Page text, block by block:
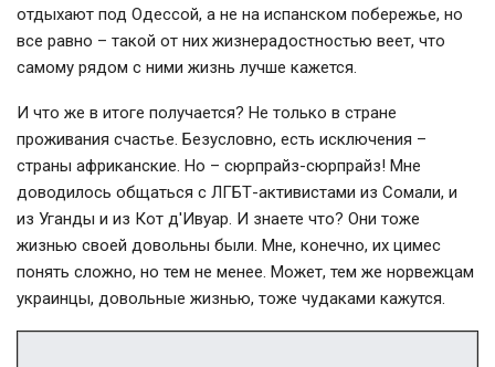
отдыхают под Одессой, а не на испанском побережье, но
все равно – такой от них жизнерадостностью веет, что
самому рядом с ними жизнь лучше кажется.
И что же в итоге получается? Не только в стране
проживания счастье. Безусловно, есть исключения –
страны африканские. Но – сюрпрайз-сюрпрайз! Мне
доводилось общаться с ЛГБТ-активистами из Сомали, и
из Уганды и из Кот д'Ивуар. И знаете что? Они тоже
жизнью своей довольны были. Мне, конечно, их цимес
понять сложно, но тем не менее. Может, тем же норвежцам
украинцы, довольные жизнью, тоже чудаками кажутся.